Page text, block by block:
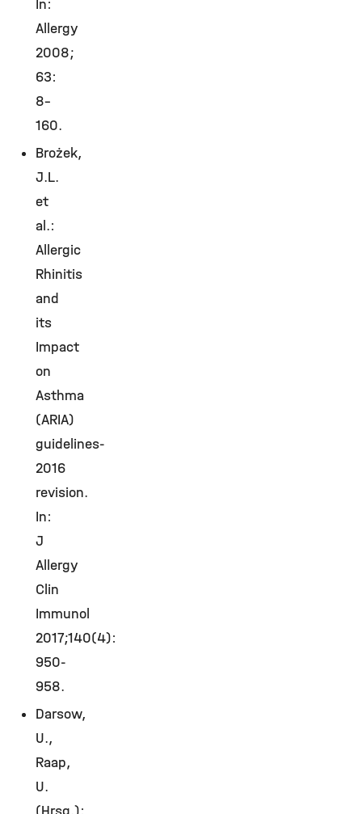
In:
Allergy
2008;
63:
8–
160.
Brożek,
J.L.
et
al.:
Allergic
Rhinitis
and
its
Impact
on
Asthma
(ARIA)
guidelines-
2016
revision.
In:
J
Allergy
Clin
Immunol
2017;140(4):
950-
958.
Darsow,
U.,
Raap,
U.